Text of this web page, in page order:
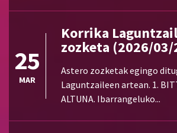
25
MAR
Korrika
zozketa (2026/03/
Astero zozketak egingo
Laguntzaileen artean. 1.
ALTUNA. Ibarrangeluko...